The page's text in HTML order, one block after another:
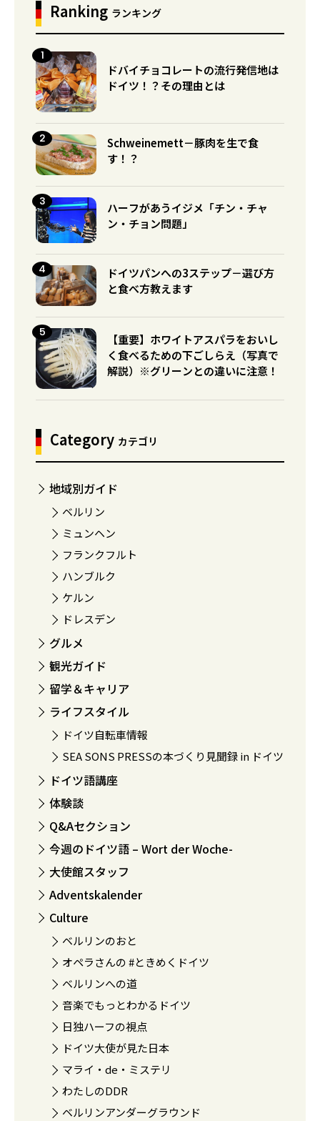
Ranking ランキング
ドバイチョコレートの流行発信地は
ドイツ！？その理由とは
Schweinemett－豚肉を生で食
す！？
ハーフがあうイジメ「チン・チャ
ン・チョン問題」
ドイツパンへの3ステップ－選び方
と食べ方教えます
【重要】ホワイトアスパラをおいし
く食べるための下ごしらえ（写真で
解説）※グリーンとの違いに注意！
Category カテゴリ
地域別ガイド
ベルリン
ミュンヘン
フランクフルト
ハンブルク
ケルン
ドレスデン
グルメ
観光ガイド
留学＆キャリア
ライフスタイル
ドイツ自転車情報
SEA SONS PRESSの本づくり見聞録 in ドイツ
ドイツ語講座
体験談
Q&Aセクション
今週のドイツ語 – Wort der Woche-
大使館スタッフ
Adventskalender
Culture
ベルリンのおと
オペラさんの #ときめくドイツ
ベルリンへの道
音楽でもっとわかるドイツ
日独ハーフの視点
ドイツ大使が見た日本
マライ・de・ミステリ
わたしのDDR
ベルリンアンダーグラウンド